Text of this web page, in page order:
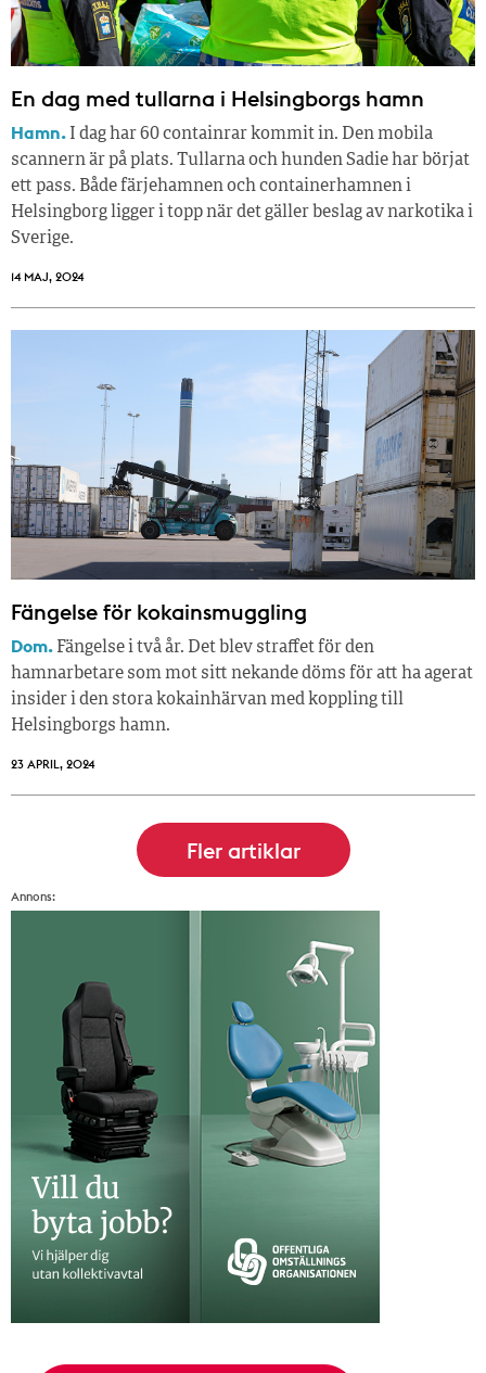
En dag med tullarna i Helsingborgs hamn
Hamn. I dag har 60 containrar kommit in. Den mobila
scannern är på plats. Tullarna och hunden Sadie har börjat
ett pass. Både färjehamnen och containerhamnen i
Helsingborg ligger i topp när det gäller beslag av narkotika i
Sverige.
14 MAJ, 2024
Fängelse för kokainsmuggling
Dom. Fängelse i två år. Det blev straffet för den
hamnarbetare som mot sitt nekande döms för att ha agerat
insider i den stora kokainhärvan med koppling till
Helsingborgs hamn.
23 APRIL, 2024
Annons: